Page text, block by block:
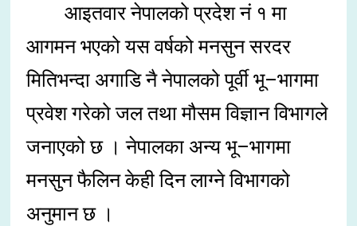
आइतवार नेपालको प्रदेश नं १ मा
आगमन भएको यस वर्षको मनसुन सरदर
मितिभन्दा अगाडि नै नेपालको पूर्वी भू–भागमा
प्रवेश गरेको जल तथा मौसम विज्ञान विभागले
जनाएको छ । नेपालका अन्य भू–भागमा
मनसुन फैलिन केही दिन लाग्ने विभागको
अनुमान छ ।